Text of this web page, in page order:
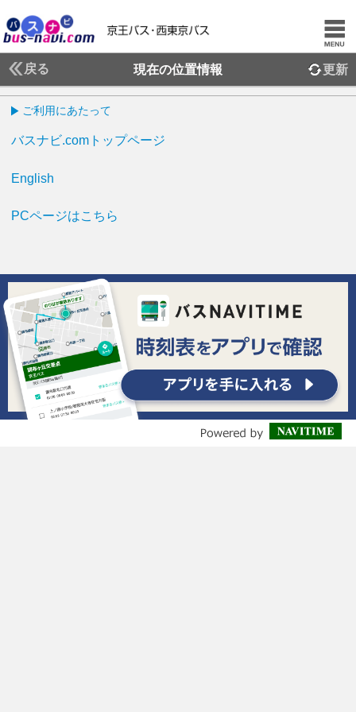
戻る 現在の位置情報 更新
ご利用にあたって
バスナビ.comトップページ
English
PCページはこちら